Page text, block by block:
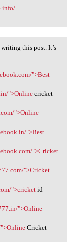
for
this post. It’s
">Best
">Onlinecricket
">Online
">Best
">Cricket
">Cricket
">cricketid
">Online
Cricket